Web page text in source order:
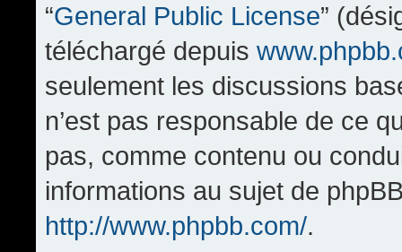
“General Public License”
téléchargé depuis
seulement les discussions
n’est pas responsable de ce
pas, comme contenu ou
informations au sujet de
http://www.phpbb.com/.